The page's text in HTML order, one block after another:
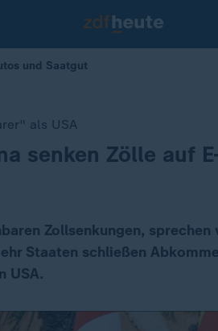
und Saatgut
als USA
senken Zölle auf
Zollsenkungen,
Staaten schließen
USA.